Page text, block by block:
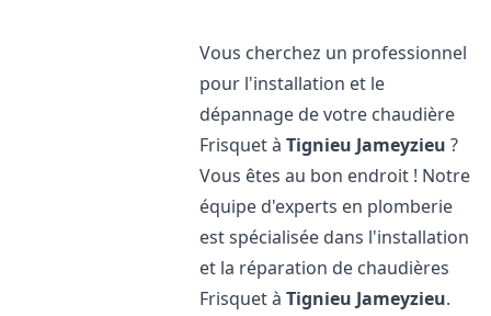
Vous cherchez un professionnel
pour l'installation et le
dépannage de votre chaudière
Frisquet àTignieu Jameyzieu ?
Vous êtes au bon endroit ! Notre
équipe d'experts en plomberie
est spécialisée dans l'installation
et la réparation de chaudières
Frisquet àTignieu Jameyzieu.